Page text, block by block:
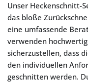
Unser Heckenschnitt-
das bloße
eine umfassende
verwenden
sicherzustellen, dass
den individuellen
geschnitten werden.